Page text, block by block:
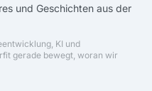
und Geschichten aus der
KI und
gerade bewegt, woran wir